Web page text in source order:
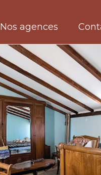
Nos agences